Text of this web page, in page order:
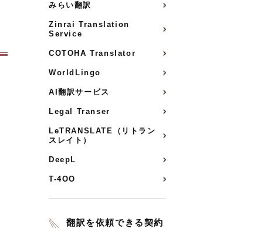
みらい翻訳
Zinrai Translation
Service
COTOHA Translator
WorldLingo
AI翻訳サービス
Legal Transer
LeTRANSLATE（リトラン
スレイト）
DeepL
T-4OO
翻訳を依頼できる契約